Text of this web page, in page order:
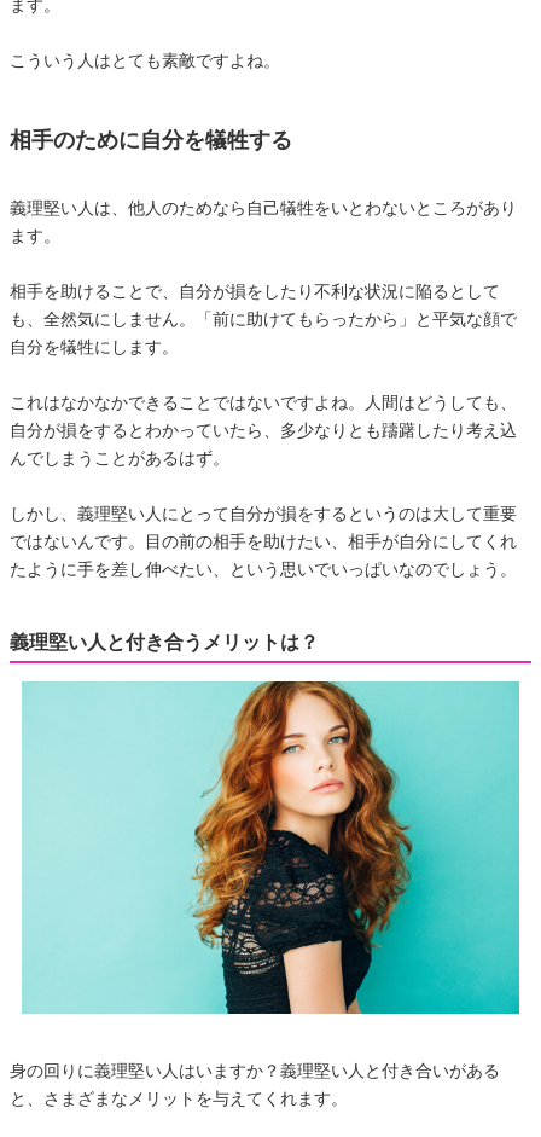
ます。
こういう人はとても素敵ですよね。
相手のために自分を犠牲する
義理堅い人は、他人のためなら自己犠牲をいとわないところがあり
ます。
相手を助けることで、自分が損をしたり不利な状況に陥るとして
も、全然気にしません。「前に助けてもらったから」と平気な顔で
自分を犠牲にします。
これはなかなかできることではないですよね。人間はどうしても、
自分が損をするとわかっていたら、多少なりとも躊躇したり考え込
んでしまうことがあるはず。
しかし、義理堅い人にとって自分が損をするというのは大して重要
ではないんです。目の前の相手を助けたい、相手が自分にしてくれ
たように手を差し伸べたい、という思いでいっぱいなのでしょう。
義理堅い人と付き合うメリットは？
身の回りに義理堅い人はいますか？義理堅い人と付き合いがある
と、さまざまなメリットを与えてくれます。